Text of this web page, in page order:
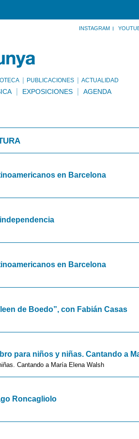
INSTAGRAM
PUBLICACIONES ACTUALIDAD
EXPOSICIONES AGENDA
en Barcelona
en Barcelona
de Boedo”, con Fabián Casas
para niños y niñas. Cantando a
Cantando a María Elena Walsh
Roncagliolo